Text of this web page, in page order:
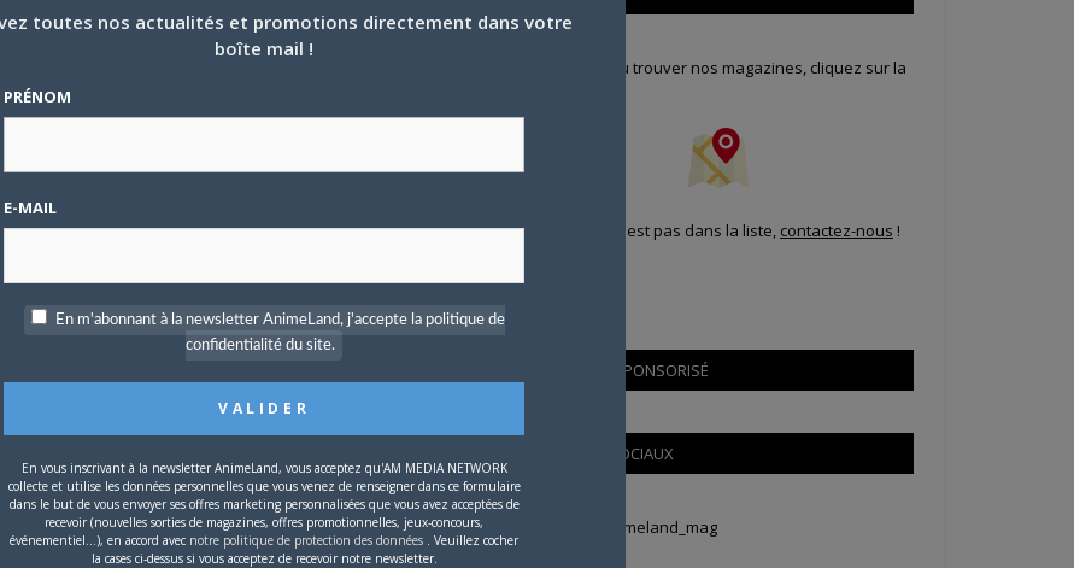
sur ANN France.
Pour savoir où trouver nos magazines, cliquez sur la
Si votre ville n'est pas dans la liste, contactez-nous !
CONTENU SPONSORISÉ
RÉSEAUX SOCIAUX
Tweets by Animeland_mag
toutes nos actualités et promotions directement dans votre
boîte mail !
PRÉNOM
E-MAIL
En m'abonnant à la newsletter AnimeLand, j'accepte la politique de
confidentialité du site.
En vous inscrivant à la newsletter AnimeLand, vous acceptez qu'AM MEDIA NETWORK
collecte et utilise les données personnelles que vous venez de renseigner dans ce formulaire
dans le but de vous envoyer ses offres marketing personnalisées que vous avez acceptées de
recevoir (nouvelles sorties de magazines, offres promotionnelles, jeux-concours,
événementiel...), en accord avec notre politique de protection des données . Veuillez cocher
la cases ci-dessus si vous acceptez de recevoir notre newsletter.